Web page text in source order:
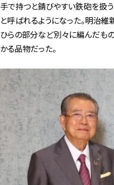
手で持つと錆びやすい鉄砲を扱う
と呼ばれるようになった。明治
ひらの部分など別々に編んだも
かる品物だった。